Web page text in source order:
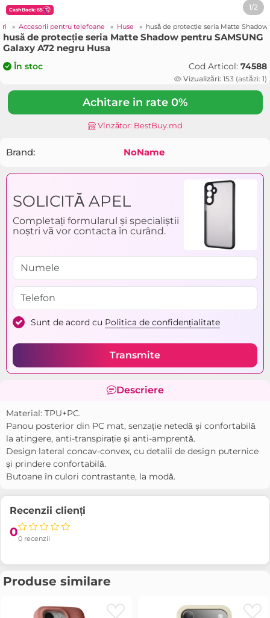
CashBack: 65 1/2
» Accesorii pentru telefoane » Huse » husă de protecție seria Matte
husă de protecție seria Matte Shadow pentru SAMSUNG
Galaxy A72 negru Husa
În stoc Cod Articol: 74588
Vizualizări: 153 (astăzi: 1)
Achitare in rate 0%
Vînzător: BestBuy.md
Brand: NoName
SOLICITĂ APEL
Completați formularul și specialiștii
noștri vă vor contacta în curând.
Sunt de acord cu Politica de confidențialitate
Transmite
Descriere
Material: TPU+PC.
Panou posterior din PC mat, senzație netedă și confortabilă
la atingere, anti-transpirație și anti-amprentă.
Design lateral concav-convex, cu detalii de design puternice
și prindere confortabilă.
Butoane în culori contrastante, la modă.
Recenzii clienți
00 recenzii
Produse similare